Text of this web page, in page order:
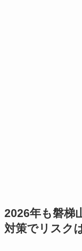
2026年も磐梯
対策でリスク